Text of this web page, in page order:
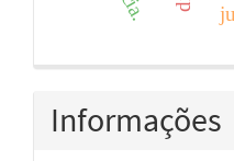
Informações